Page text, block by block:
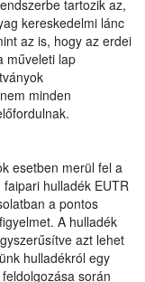
tartozik az,
kereskedelmi lánc
az is, hogy az erdei
műveleti lap
minden
esetben merül fel a
hulladék EUTR
a pontos
A hulladék
azt lehet
hulladékról egy
során